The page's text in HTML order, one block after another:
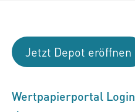
Jetzt Depot eröffnen
Wertpapierportal Login